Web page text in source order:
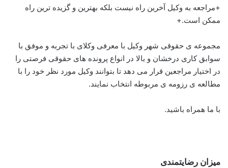
+مراجعه به وکیل آخرین راه نیست بلکه بهترین و گزیده ترین راه
ممکن است.+
مجموعه ی حقوقی شهر وکیل با معرفی وکلای با تجربه و موفق با
سوابق کاری درخشان و بالا در انواع پرونده های حقوقی فرصتی را
در اختیار مراجعین قرار می دهد تا بتوانند وکیل مورد نظر خود را با
مطالعه ی رزومه ی مربوطه انتخاب نمایند.
با ما همراه باشید.
میزان رضایتمندی